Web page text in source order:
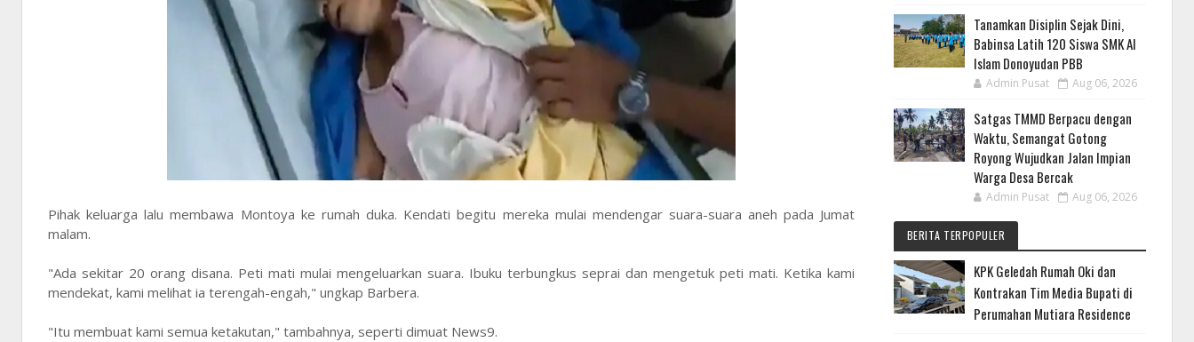
Pihak keluarga lalu membawa Montoya ke rumah duka. Kendati begitu mereka mulai mendengar suara-suara aneh pada Jumat
malam.
"Ada sekitar 20 orang disana. Peti mati mulai mengeluarkan suara. Ibuku terbungkus seprai dan mengetuk peti mati. Ketika kami
mendekat, kami melihat ia terengah-engah," ungkap Barbera.
"Itu membuat kami semua ketakutan," tambahnya, seperti dimuat News9.
Tanamkan Disiplin Sejak Dini,
Babinsa Latih 120 Siswa SMK Al
Islam Donoyudan PBB
Admin Pusat Aug 06, 2026
Satgas TMMD Berpacu dengan
Waktu, Semangat Gotong
Royong Wujudkan Jalan Impian
Warga Desa Bercak
Admin Pusat Aug 06, 2026
BERITA TERPOPULER
KPK Geledah Rumah Oki dan
Kontrakan Tim Media Bupati di
Perumahan Mutiara Residence